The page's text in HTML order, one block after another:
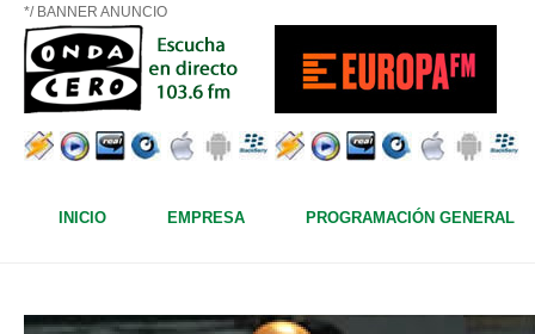
*/ BANNER ANUNCIO
INICIO EMPRESA PROGRAMACIÓN GENERAL